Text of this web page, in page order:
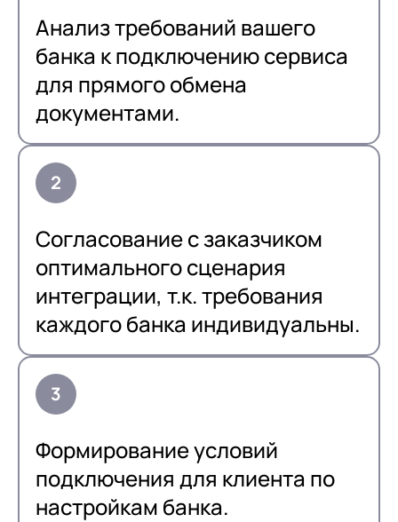
Анализ требований вашего
банка к подключению сервиса
для прямого обмена
документами.
Согласование с заказчиком
оптимального сценария
интеграции, т.к. требования
каждого банка индивидуальны.
Формирование условий
подключения для клиента по
настройкам банка.